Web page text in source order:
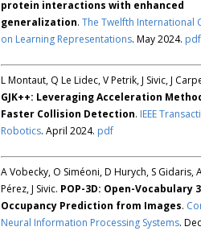
protein interactions with enhanced
generalization. The Twelfth International
on Learning Representations. May 2024. pdf
L Montaut, Q Le Lidec, V Petrik, J Sivic, J
GJK++: Leveraging Acceleration
Faster Collision Detection. IEEE
Robotics. April 2024. pdf
A Vobecky, O Siméoni, D Hurych, S Gidaris,
Pérez, J Sivic. POP-3D: Open-Vocabulary
Occupancy Prediction from Images.
Neural Information Processing Systems.